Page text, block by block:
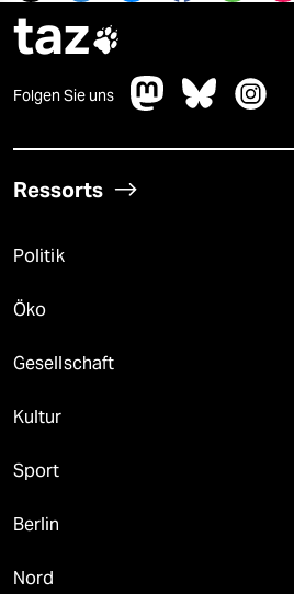
taz
Folgen Sie uns
Ressorts
Politik
Öko
Gesellschaft
Kultur
Sport
Berlin
Nord